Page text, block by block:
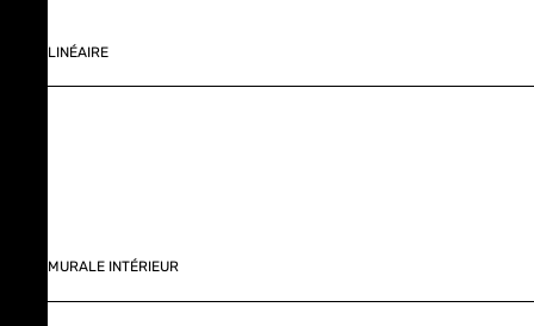
LINÉAIRE
MURALE INTÉRIEUR